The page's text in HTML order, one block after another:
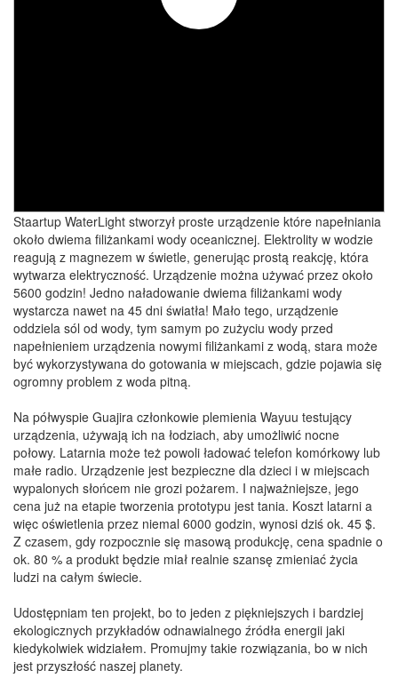
Staartup WaterLight stworzył proste urządzenie które napełniania
około dwiema filiżankami wody oceanicznej. Elektrolity w wodzie
reagują z magnezem w świetle, generując prostą reakcję, która
wytwarza elektryczność. Urządzenie można używać przez około
5600 godzin! Jedno naładowanie dwiema filiżankami wody
wystarcza nawet na 45 dni światła! Mało tego, urządzenie
oddziela sól od wody, tym samym po zużyciu wody przed
napełnieniem urządzenia nowymi filiżankami z wodą, stara może
być wykorzystywana do gotowania w miejscach, gdzie pojawia się
ogromny problem z woda pitną.
Na półwyspie Guajira członkowie plemienia Wayuu testujący
urządzenia, używają ich na łodziach, aby umożliwić nocne
połowy. Latarnia może też powoli ładować telefon komórkowy lub
małe radio. Urządzenie jest bezpieczne dla dzieci i w miejscach
wypalonych słońcem nie grozi pożarem. I najważniejsze, jego
cena już na etapie tworzenia prototypu jest tania. Koszt latarni a
więc oświetlenia przez niemal 6000 godzin, wynosi dziś ok. 45 $.
Z czasem, gdy rozpocznie się masową produkcję, cena spadnie o
ok. 80 % a produkt będzie miał realnie szansę zmieniać życia
ludzi na całym świecie.
Udostępniam ten projekt, bo to jeden z piękniejszych i bardziej
ekologicznych przykładów odnawialnego źródła energii jaki
kiedykolwiek widziałem. Promujmy takie rozwiązania, bo w nich
jest przyszłość naszej planety.